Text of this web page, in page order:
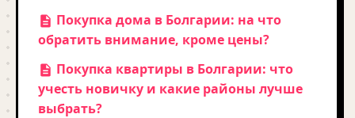
Покупка дома в Болгарии: на что
обратить внимание, кроме цены?
Покупка квартиры в Болгарии: что
учесть новичку и какие районы лучше
выбрать?